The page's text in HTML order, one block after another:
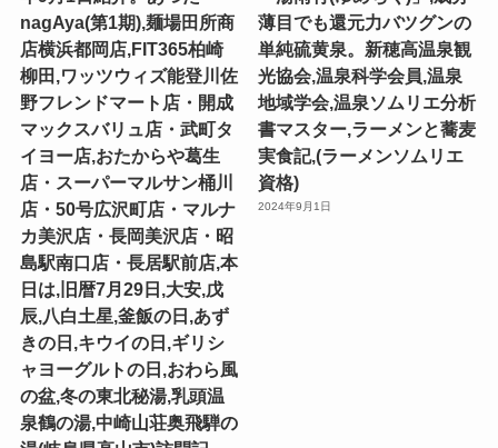
nagAya(第1期),麺場田所商
店横浜都岡店,FIT365柏崎
柳田,ワッツウィズ能登川佐
野フレンドマート店・開成
マックスバリュ店・武町タ
イヨー店,おたからや葛生
店・スーパーマルサン桶川
店・50号広沢町店・マルナ
カ美沢店・長岡美沢店・昭
島駅南口店・長居駅前店,本
日は,旧暦7月29日,大安,戊
辰,八白土星,釜飯の日,あず
きの日,キウイの日,ギリシ
ャヨーグルトの日,おわら風
の盆,冬の東北秘湯,乳頭温
泉鶴の湯,中崎山荘奥飛騨の
薄目でも還元力バツグンの
単純硫黄泉。新穂高温泉観
光協会,温泉科学会員,温泉
地域学会,温泉ソムリエ分析
書マスター,ラーメンと蕎麦
実食記,(ラーメンソムリエ
資格)
2024年9月1日